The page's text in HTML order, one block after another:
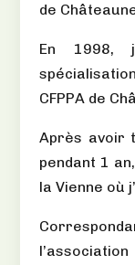
de
En 1998,
CFPPA de
Après avoir
pendant 1
la Vienne où